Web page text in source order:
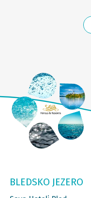
BLEDSKO JEZERO